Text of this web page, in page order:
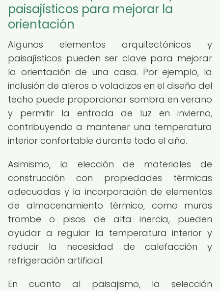
paisajísticos para mejorar la
orientación
Algunos elementos arquitectónicos y
paisajísticos pueden ser clave para mejorar
la orientación de una casa. Por ejemplo, la
inclusión de aleros o voladizos en el diseño del
techo puede proporcionar sombra en verano
y permitir la entrada de luz en invierno,
contribuyendo a mantener una temperatura
interior confortable durante todo el año.
Asimismo, la elección de materiales de
construcción con propiedades térmicas
adecuadas y la incorporación de elementos
de almacenamiento térmico, como muros
trombe o pisos de alta inercia, pueden
ayudar a regular la temperatura interior y
reducir la necesidad de calefacción y
refrigeración artificial.
En cuanto al paisajismo, la selección